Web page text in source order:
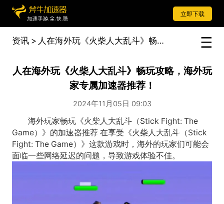
立即下载
资讯 > 人在海外玩《火柴人大乱斗》畅玩攻略，海外玩家专属加速器推荐！
人在海外玩《火柴人大乱斗》畅玩攻略，海外玩
家专属加速器推荐！
2024年11月05日 09:03
海外玩家畅玩《火柴人大乱斗（Stick Fight: The
Game）》的加速器推荐 在享受《火柴人大乱斗（Stick
Fight: The Game）》这款游戏时，海外的玩家们可能会
面临一些网络延迟的问题，导致游戏体验不佳。